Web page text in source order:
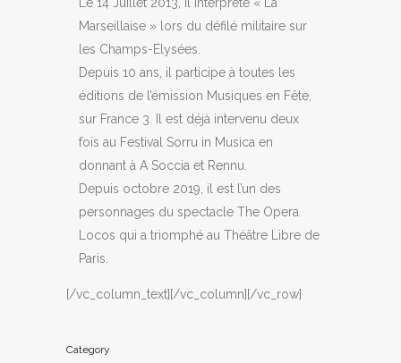
Marseillaise » lors du défilé militaire sur
les Champs-Elysées.
Depuis 10 ans, il participe à toutes les
éditions de l’émission Musiques en Fête,
sur France 3. Il est déjà intervenu deux
fois au Festival Sorru in Musica en
donnant à A Soccia et Rennu.
Depuis octobre 2019, il est l’un des
personnages du spectacle The Opera
Locos qui a triomphé au Théâtre Libre de
Paris.
[/vc_column_text][/vc_column][/vc_row]
Category